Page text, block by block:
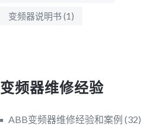
变频器说明书 (1)
变频器维修经验
ABB变频器维修经验和案例 (32)